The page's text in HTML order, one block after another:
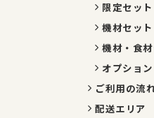
限定セット
機材セット
機材・食
オプション
ご利用の流
配送エリア